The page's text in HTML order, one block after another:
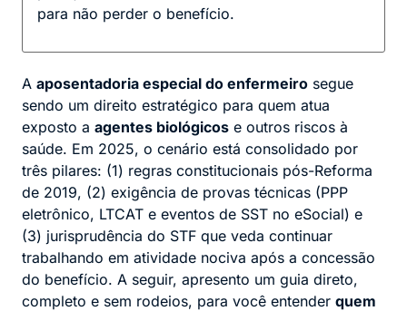
para não perder o benefício.
A aposentadoria especial do enfermeiro segue
sendo um direito estratégico para quem atua
exposto a agentes biológicos e outros riscos à
saúde. Em 2025, o cenário está consolidado por
três pilares: (1) regras constitucionais pós-Reforma
de 2019, (2) exigência de provas técnicas (PPP
eletrônico, LTCAT e eventos de SST no eSocial) e
(3) jurisprudência do STF que veda continuar
trabalhando em atividade nociva após a concessão
do benefício. A seguir, apresento um guia direto,
completo e sem rodeios, para você entender quem